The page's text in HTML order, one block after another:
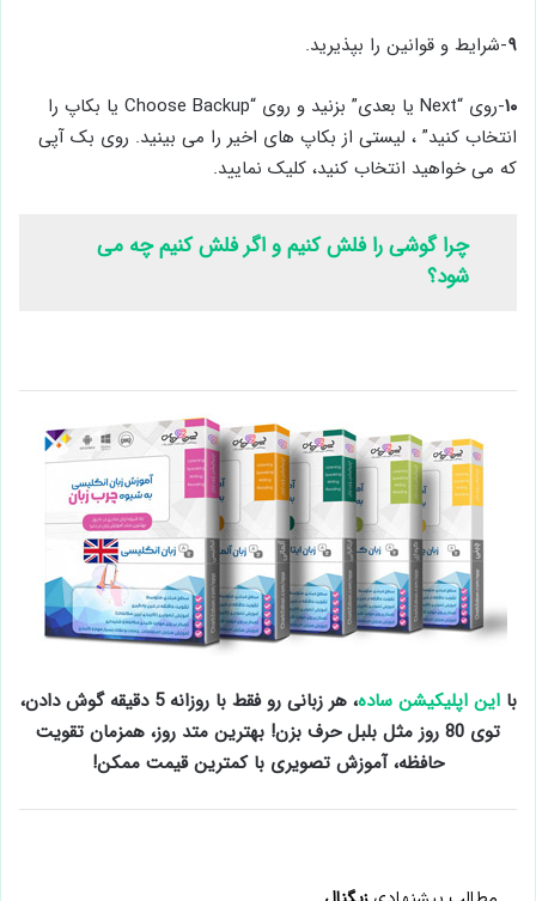
۹-شرایط و قوانین را بپذیرید.
۱۰
-روی “Next یا بعدی” بزنید و روی “Choose Backup یا بکاپ را
انتخاب کنید” ، لیستی از بکاپ های اخیر را می بینید. روی بک آپی
که می خواهید انتخاب کنید، کلیک نمایید.
چرا گوشی را فلش کنیم و اگر فلش کنیم چه می
شود؟
بااین اپلیکیشن ساده
، هر زبانی رو فقط با روزانه 5 دقیقه گوش دادن،
توی 80 روز مثل بلبل حرف بزن! بهترین متد روز، همزمان تقویت
حافظه، آموزش تصویری با کمترین قیمت ممکن!